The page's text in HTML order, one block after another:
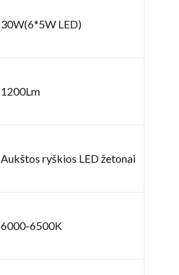
30W(6*5W LED)
1200Lm
Aukštos ryškios LED žetonai
6000-6500K